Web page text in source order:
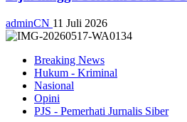
adminCN 11 Juli 2026
Breaking News
Hukum - Kriminal
Nasional
Opini
PJS - Pemerhati Jurnalis Siber